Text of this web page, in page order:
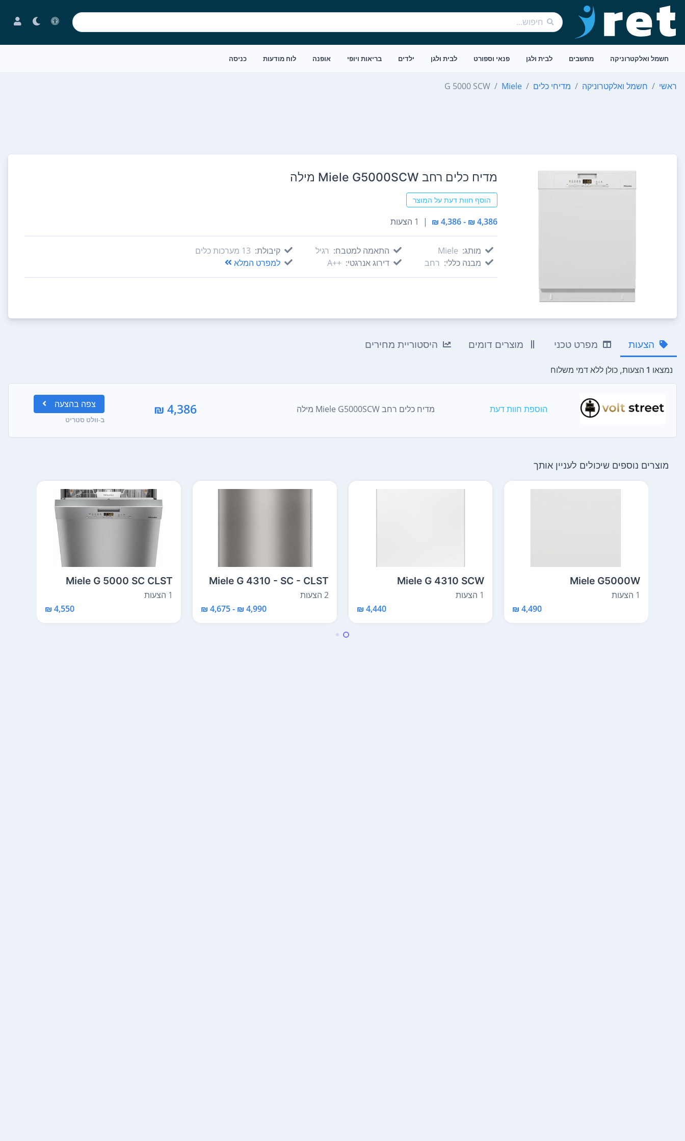
חשמל ואלקטרוניקה מחשבים לבית ולגן פנאי וספורט לבית ולגן ילדים בריאות ויופי אופנה לוח מודעות כניסה
ראשי חשמל ואלקטרוניקה מדיחי כלים Miele
G 5000 SCW
מדיח כלים ‏רחב Miele G5000SCW מילה
הוסף חוות דעת על המוצר
4,386 ₪ - 4,386 ₪
| 1 הצעות
מותג: Miele
מבנה כללי: רחב
התאמה למטבח: רגיל
דירוג אנרגטי: ++A
קיבולת: 13‏ מערכות כלים
למפרט המלא
הצעות מפרט טכני מוצרים דומים היסטוריית מחירים
נמצאו 1 הצעות, כולן ללא דמי משלוח
הוספת חוות דעת מדיח כלים ‏רחב Miele G5000SCW מילה 4,386 ₪ צפה בהצעה
ב-וולט סטריט
מוצרים נוספים שיכולים לעניין אותך
Miele G5000W
1 הצעות
4,490 ₪
Miele G 4310 SCW
1 הצעות
4,440 ₪
Miele G 4310 - SC - CLST
2 הצעות
4,990 ₪ - 4,675 ₪
Miele G 5000 SC CLST
1 הצעות
4,550 ₪